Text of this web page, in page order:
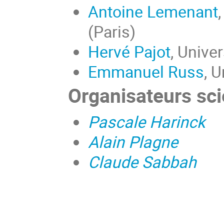
Antoine Lemenant
(Paris)
Hervé Pajot,
Emmanuel Russ,
Organisateurs
Pascale Harinck
Alain Plagne
Claude Sabbah